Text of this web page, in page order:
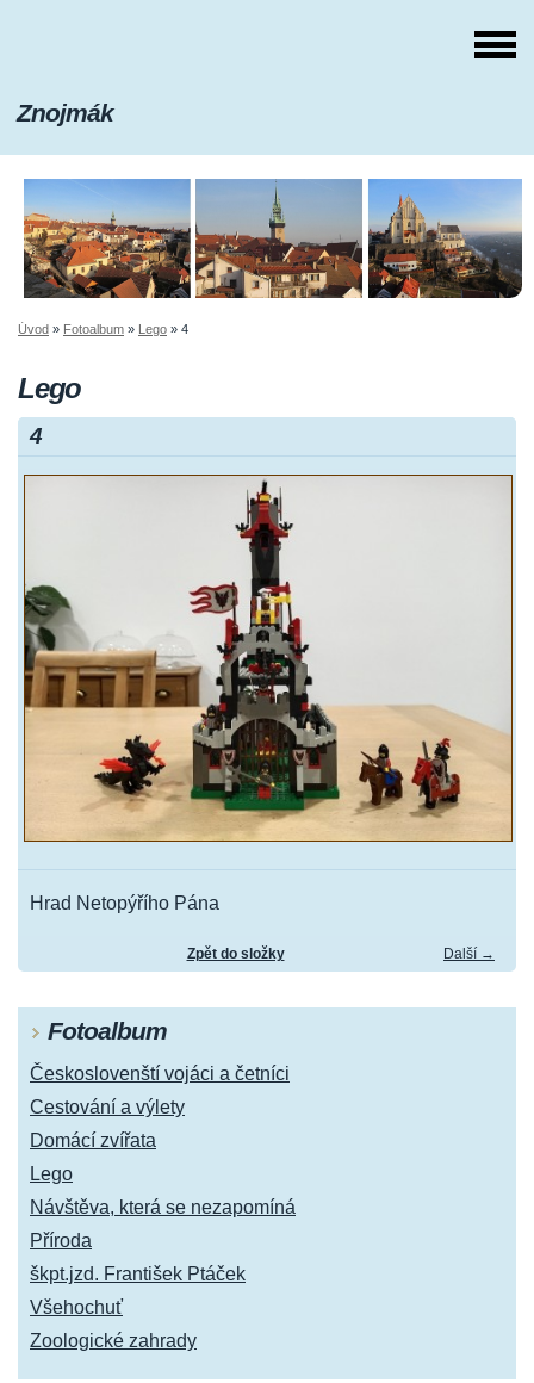
Znojmák
Úvod » Fotoalbum » Lego » 4
Lego
4
Hrad Netopýřího Pána
Další →
Zpět do složky
Fotoalbum
Českoslovenští vojáci a četníci
Cestování a výlety
Domácí zvířata
Lego
Návštěva, která se nezapomíná
Příroda
škpt.jzd. František Ptáček
Všehochuť
Zoologické zahrady